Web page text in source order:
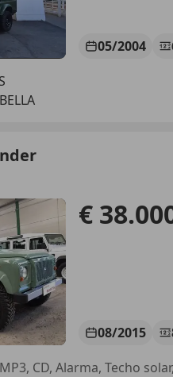
05/2004
€
08/2015
CD, Alarma, Techo